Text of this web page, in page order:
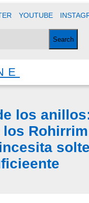
YOUTUBE
los
los Rohirrim